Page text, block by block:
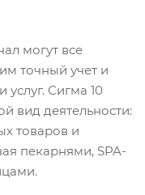
могут все
точный учет и
услуг. Сигма 10
вид деятельности:
товаров и
пекарнями, SPA-